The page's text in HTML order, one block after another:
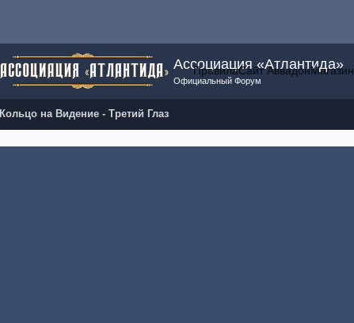
Ассоциация «Атлантида»
Официальный Форум
ПравилаСайт АввадонМагазин
Кольцо на Видение - Третий Глаз